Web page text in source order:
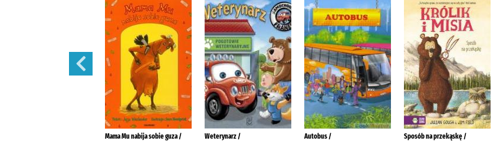
Mama Mu nabija sobie guza /
Weterynarz /
Autobus /
Sposób na przekąskę /